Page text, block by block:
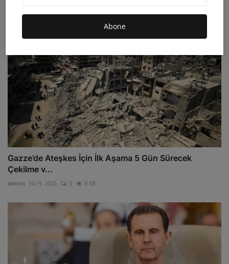
Abone
Gazze’de Ateşkes İçin İlk Aşama 5 Gün Sürecek
Çekilme v...
admin Eki 9, 2025 0 8.5B